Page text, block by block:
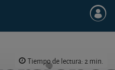
Tiempo de lectura: 2 min.